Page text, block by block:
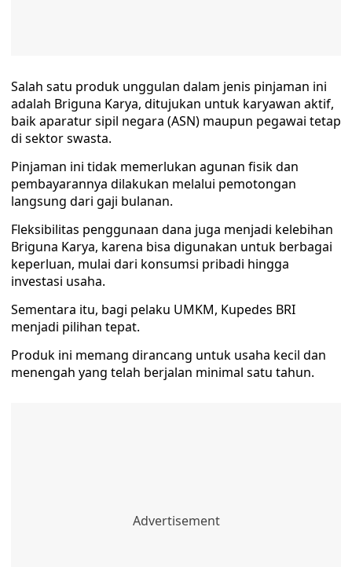
Salah satu produk unggulan dalam jenis pinjaman ini
adalah Briguna Karya, ditujukan untuk karyawan aktif,
baik aparatur sipil negara (ASN) maupun pegawai tetap
di sektor swasta.
Pinjaman ini tidak memerlukan agunan fisik dan
pembayarannya dilakukan melalui pemotongan
langsung dari gaji bulanan.
Fleksibilitas penggunaan dana juga menjadi kelebihan
Briguna Karya, karena bisa digunakan untuk berbagai
keperluan, mulai dari konsumsi pribadi hingga
investasi usaha.
Sementara itu, bagi pelaku UMKM, Kupedes BRI
menjadi pilihan tepat.
Produk ini memang dirancang untuk usaha kecil dan
menengah yang telah berjalan minimal satu tahun.